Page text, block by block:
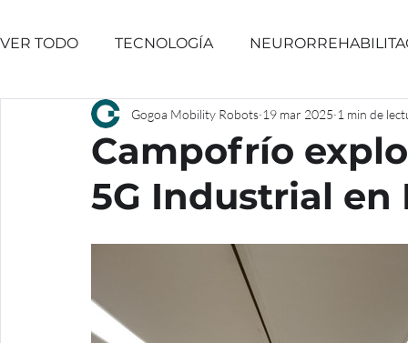
VER TODO TECNOLOGÍA
EVENTOS
Campofrío
5G Industrial en
Gogoa Mobility Robots 19 mar 2025 1 min de